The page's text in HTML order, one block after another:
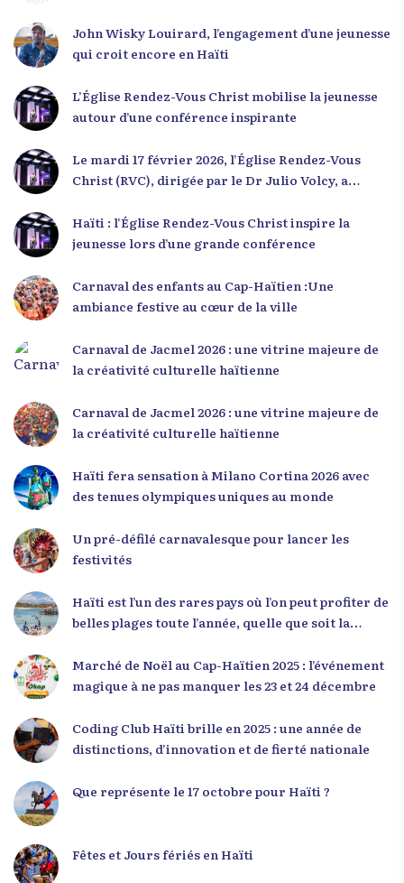
John Wisky Louirard, l’engagement d’une jeunesse
qui croit encore en Haïti
L’Église Rendez-Vous Christ mobilise la jeunesse
autour d’une conférence inspirante
Le mardi 17 février 2026, l’Église Rendez-Vous
Christ (RVC), dirigée par le Dr Julio Volcy, a
dans ses locaux à Delmas 75 pour une conférence
placée sous le thème « Menm Ou Menm Tou ».
occasion unique de se rencontrer, d’échanger et
d’écouter des interventions motivantes centrées
citoyen. Des messages forts pour la jeunesse Lors
de sa première intervention, intitulée « Jenès la
croire en leur potentiel et à rejeter toute forme
de fatalisme. Il a particulièrement insisté sur
pouvons pas résoudre un problème avec la
mentalité qui l’a créé. » Il a encouragé la jeunesse
sur la discipline, l’excellence et la responsabilité.
Le révérend a également rappelé que la jeunesse
du pays, et qu’un engagement structuré de
seulement 4 % d’entre eux pourrait modifier
significativement la trajectoire nationale. Sa
seconde intervention, « Jenès la ak responsablite l
», a souligné le lien indissociable entre potentiel et
responsabilité. Le Dr Volcy a invité les jeunes à
communautés, à investir dans leur formation et à
développer un leadership intègre. Appel à un
Haïti : l’Église Rendez-Vous Christ inspire la
jeunesse lors d’une grande conférence
Carnaval des enfants au Cap-Haïtien :Une
ambiance festive au cœur de la ville
Carnaval de Jacmel 2026 : une vitrine majeure de
la créativité culturelle haïtienne
Carnaval de Jacmel 2026 : une vitrine majeure de
la créativité culturelle haïtienne
Haïti fera sensation à Milano Cortina 2026 avec
des tenues olympiques uniques au monde
Un pré-défilé carnavalesque pour lancer les
festivités
Haïti est l’un des rares pays où l’on peut profiter de
belles plages toute l’année, quelle que soit la
Marché de Noël au Cap-Haïtien 2025 : l’événement
magique à ne pas manquer les 23 et 24 décembre
Coding Club Haïti brille en 2025 : une année de
distinctions, d’innovation et de fierté nationale
Que représente le 17 octobre pour Haïti ?
Fêtes et Jours fériés en Haïti